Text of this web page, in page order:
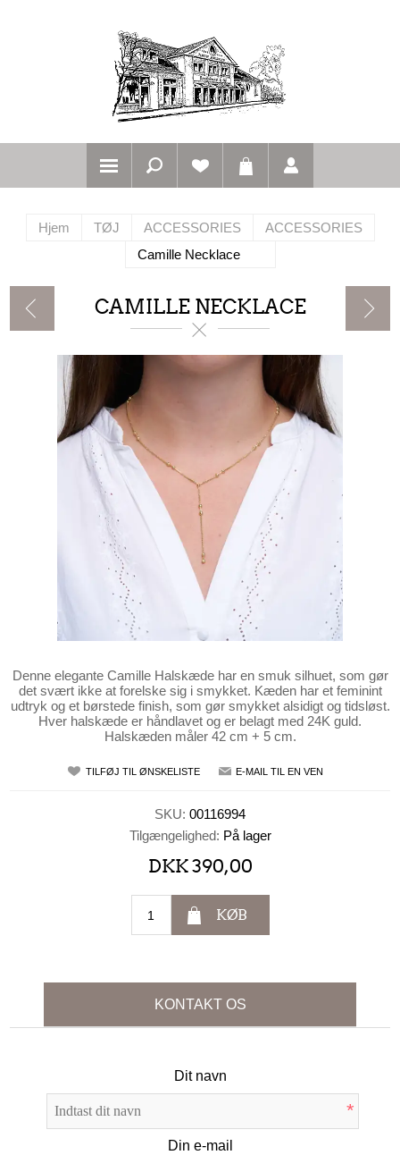
Hjem TØJ ACCESSORIES
ACCESSORIES
Camille Necklace
CAMILLE NECKLACE
Denne elegante Camille Halskæde har en smuk silhuet, som gør
det svært ikke at forelske sig i smykket. Kæden har et feminint
udtryk og et børstede finish, som gør smykket alsidigt og tidsløst.
Hver halskæde er håndlavet og er belagt med 24K guld.
Halskæden måler 42 cm + 5 cm.
TILFØJ TIL ØNSKELISTE E-MAIL TIL EN VEN
SKU: 00116994
Tilgængelighed: På lager
DKK 390,00
KØB
KONTAKT OS
Dit navn
*
Din e-mail